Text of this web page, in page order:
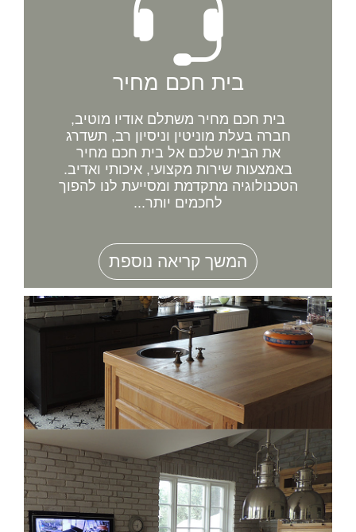
בית חכם מחיר
בית חכם מחיר משתלם אודיו מוטיב,
חברה בעלת מוניטין וניסיון רב, תשדרג
את הבית שלכם אל בית חכם מחיר
באמצעות שירות מקצועי, איכותי ואדיב.
הטכנולוגיה מתקדמת ומסייעת לנו להפוך
לחכמים יותר...
המשך קריאה נוספת